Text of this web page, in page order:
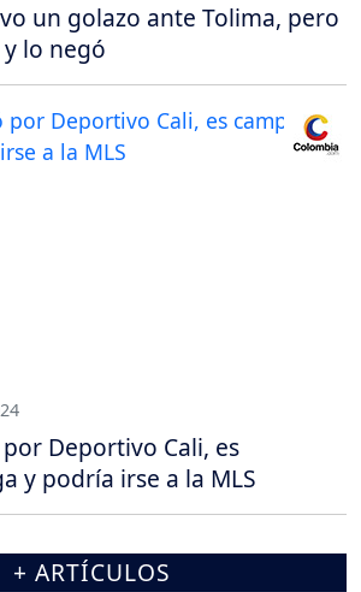
un golazo ante Tolima, pero
lo negó
Deportivo Cali, es
y podría irse a la MLS
+ ARTÍCULOS